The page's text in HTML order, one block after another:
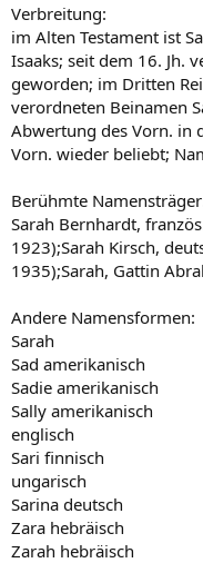
Verbreitung:
im Alten Testament ist
Isaaks; seit dem 16. Jh.
geworden; im Dritten
verordneten Beinamen
Abwertung des Vorn. in
Vorn. wieder beliebt;
Berühmte
Sarah Bernhardt,
1923);Sarah Kirsch,
1935);Sarah, Gattin
Andere Namensformen:
Sarah
Sad amerikanisch
Sadie amerikanisch
Sally amerikanisch
englisch
Sari finnisch
ungarisch
Sarina deutsch
Zara hebräisch
Zarah hebräisch